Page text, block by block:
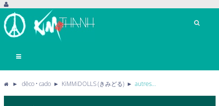
Basculer
navigation
► dēco • cado ► KiMMiDOLLS (きみどる) ► autres...